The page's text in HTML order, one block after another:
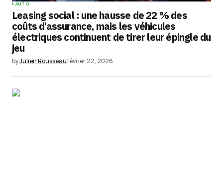
AUTO
Leasing social : une hausse de 22 % des
coûts d’assurance, mais les véhicules
électriques continuent de tirer leur épingle du
jeu
byJulien Rousseaufévrier 22, 2026